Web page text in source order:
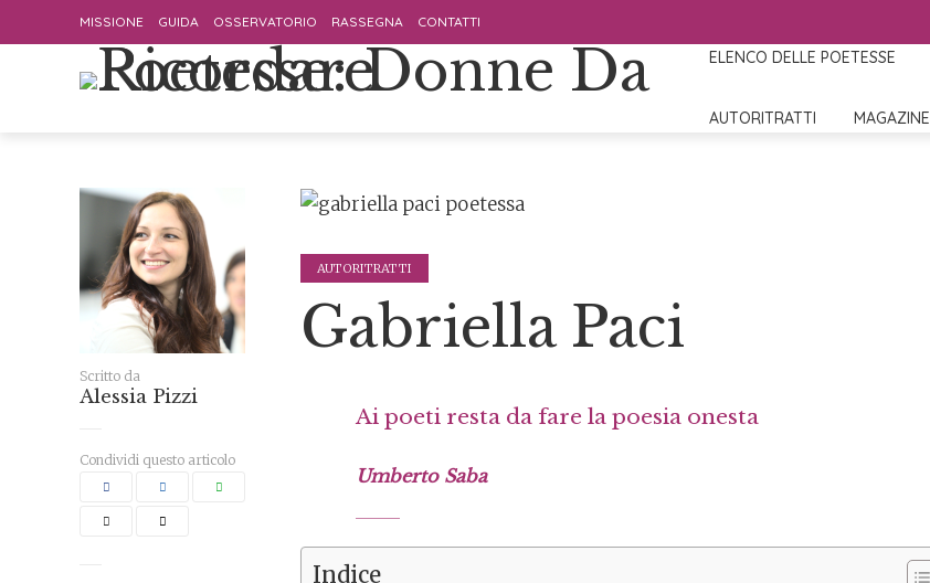
MISSIONE GUIDA OSSERVATORIO RASSEGNA CONTATTI
ELENCO DELLE POETESSE
AUTORITRATTI MAGAZINE
Scritto da
Alessia Pizzi
Condividi questo articolo
AUTORITRATTI
Gabriella Paci
Ai poeti resta da fare la poesia onesta
Umberto Saba
Indice